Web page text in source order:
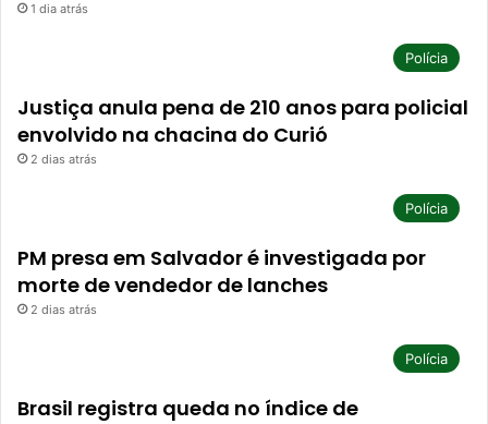
1 dia atrás
Polícia
Justiça anula pena de 210 anos para policial
envolvido na chacina do Curió
2 dias atrás
Polícia
PM presa em Salvador é investigada por
morte de vendedor de lanches
2 dias atrás
Polícia
Brasil registra queda no índice de